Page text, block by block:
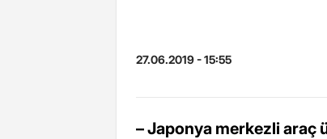
27.06.2019 - 15:55
– Japonya merkezli araç